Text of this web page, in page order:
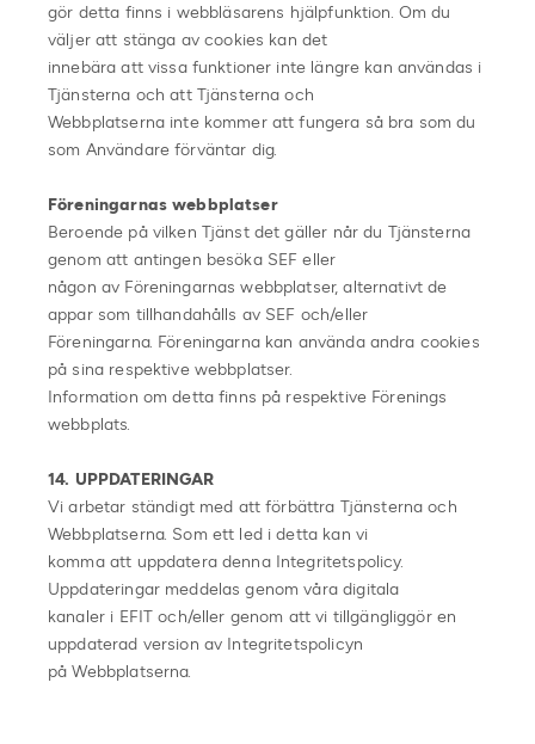
gör detta finns i webbläsarens hjälpfunktion. Om du
väljer att stänga av cookies kan det
innebära att vissa funktioner inte längre kan användas i
Tjänsterna och att Tjänsterna och
Webbplatserna inte kommer att fungera så bra som du
som Användare förväntar dig.
Föreningarnas webbplatser
Beroende på vilken Tjänst det gäller når du Tjänsterna
genom att antingen besöka SEF eller
någon av Föreningarnas webbplatser, alternativt de
appar som tillhandahålls av SEF och/eller
Föreningarna. Föreningarna kan använda andra cookies
på sina respektive webbplatser.
Information om detta finns på respektive Förenings
webbplats.
14. UPPDATERINGAR
Vi arbetar ständigt med att förbättra Tjänsterna och
Webbplatserna. Som ett led i detta kan vi
komma att uppdatera denna Integritetspolicy.
Uppdateringar meddelas genom våra digitala
kanaler i EFIT och/eller genom att vi tillgängliggör en
uppdaterad version av Integritetspolicyn
på Webbplatserna.